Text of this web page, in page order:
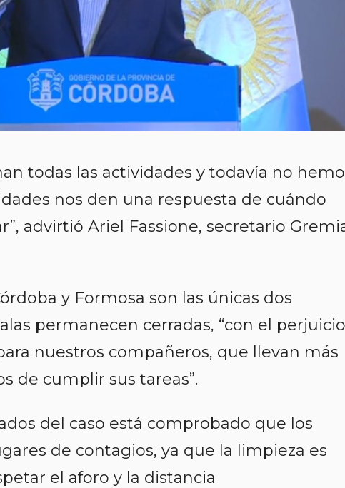
todas las actividades y todavía no
nos den una respuesta de cuándo
advirtió Ariel Fassione, secretario
y Formosa son las únicas dos
permanecen cerradas, “con el perjuicio
nuestros compañeros, que llevan más
de cumplir sus tareas”.
del caso está comprobado que los
de contagios, ya que la limpieza es
el aforo y la distancia